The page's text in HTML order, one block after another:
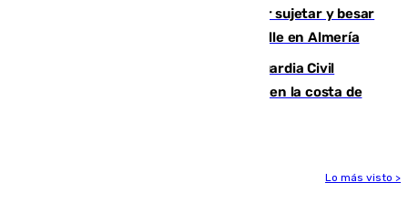
Condenado a dos años de cárcel por sujetar y besar
a una menor tras abordarla en plena calle en Almería
Persecución en Punta Umbría: la Guardia Civil
interviene más de 800 kilos de cocaína en la costa de
Lo más visto >